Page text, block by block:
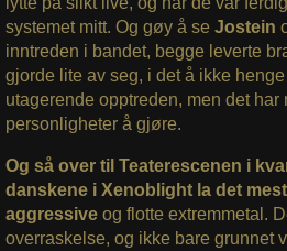
systemet mitt. Og gøy å se Jostein
inntreden i bandet, begge leverte
gjorde lite av seg, i det å ikke
utagerende opptreden, men det har
personligheter å gjøre.
Og så over til Teaterescenen i
danskene i Xenoblight la det
aggressiveog flotte extremmetal.
overraskelse, og ikke bare grunnet